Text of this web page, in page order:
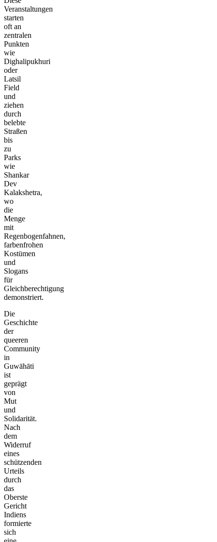
Veranstaltungen
starten
oft an
zentralen
Punkten
wie
Dighalipukhuri
oder
Latsil
Field
und
ziehen
durch
belebte
Straßen
bis
zu
Parks
wie
Shankar
Dev
Kalakshetra,
wo
die
Menge
mit
Regenbogenfahnen,
farbenfrohen
Kostümen
und
Slogans
für
Gleichberechtigung
demonstriert.
Die
Geschichte
der
queeren
Community
in
Guwāhāti
ist
geprägt
von
Mut
und
Solidarität.
Nach
dem
Widerruf
eines
schützenden
Urteils
durch
das
Oberste
Gericht
Indiens
formierte
sich